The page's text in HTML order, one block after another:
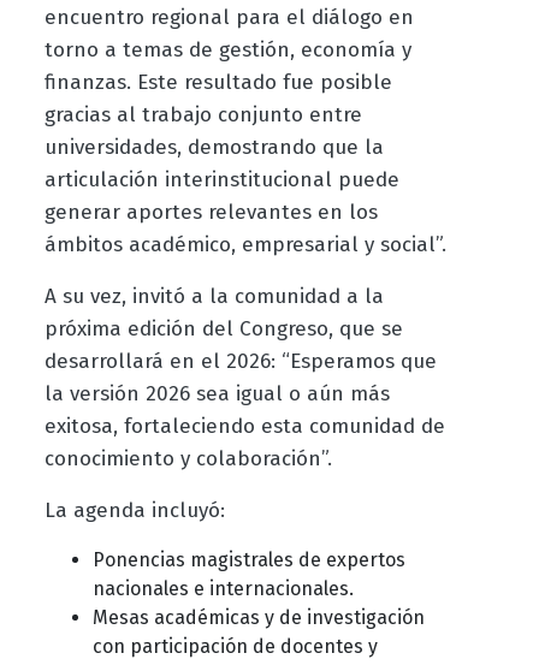
encuentro regional para el diálogo en
torno a temas de gestión, economía y
finanzas. Este resultado fue posible
gracias al trabajo conjunto entre
universidades, demostrando que la
articulación interinstitucional puede
generar aportes relevantes en los
ámbitos académico, empresarial y social”.
A su vez, invitó a la comunidad a la
próxima edición del Congreso, que se
desarrollará en el 2026: “Esperamos que
la versión 2026 sea igual o aún más
exitosa, fortaleciendo esta comunidad de
conocimiento y colaboración”.
La agenda incluyó:
Ponencias magistrales de expertos
nacionales e internacionales.
Mesas académicas y de investigación
con participación de docentes y